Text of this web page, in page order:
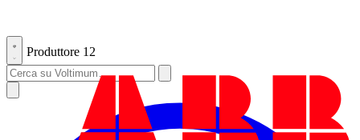
Produttore 12